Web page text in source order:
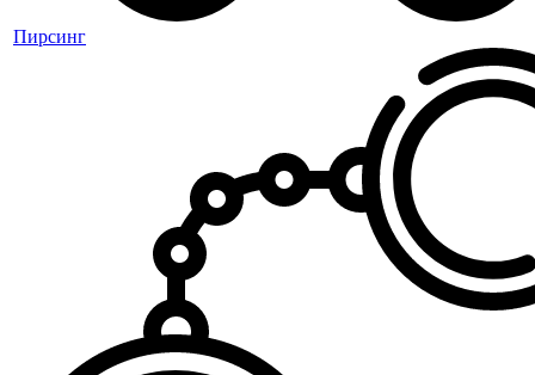
Пирсинг